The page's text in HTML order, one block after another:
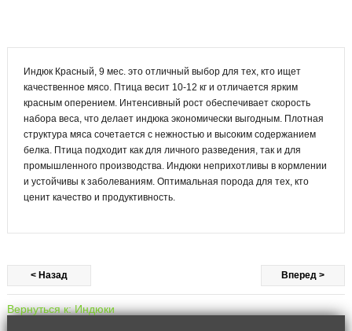
01.
Цыплята Арауканы 1 неделя
600 руб.
02. Цыплята Польская 3 неделя
600 руб.
Индюк Красный, 9 мес. это отличный выбор для тех, кто ищет
качественное мясо. Птица весит 10-12 кг и отличается ярким
красным оперением. Интенсивный рост обеспечивает скорость
набора веса, что делает индюка экономически выгодным. Плотная
структура мяса сочетается с нежностью и высоким содержанием
белка. Птица подходит как для личного разведения, так и для
промышленного производства. Индюки неприхотливы в кормлении
и устойчивы к заболеваниям. Оптимальная порода для тех, кто
ценит качество и продуктивность.
< Назад Вперед >
Вернуться к: Индюки